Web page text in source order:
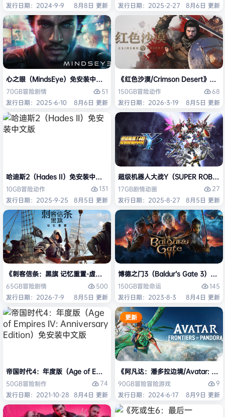
发行日期：2024-9-9
8月8日 更新
发行日期：2025-2-27
8月6日 更新
心之眼（MindsEye）免安装中文版
70GB冒险剧情
51
发行日期：2025-6-10
8月6日 更新
《红色沙漠/Crimson Desert》免安
150GB冒险动作
68
发行日期：2026-3-19
8月5日 更新
哈迪斯2（Hades II）免安装中文版
10GB冒险动作
131
发行日期：2025-9-25
8月5日 更新
超级机器人大战Y（SUPER
17GB剧情动画
27
发行日期：2025-8-27
8月5日 更新
《刺客信条：黑旗 记忆重置-虚拟机版/Assassin’s Creed Black Flag
65GB冒险剧情
500
发行日期：2026-7-9
8月5日 更新
博德之门3（Baldur’s Gate 3）免安
150GB冒险命运
145
发行日期：2023-8-3
8月4日 更新
帝国时代4：年度版（Age of Empires IV: Anniversary Edition）免安装
50GB冒险制作
74
发行日期：2021-10-28 8月4日 更新
更新
《阿凡达：潘多拉边境/Avatar:
90GB冒险冒险游戏
9
发行日期：2024-6-17
8月9日 更新